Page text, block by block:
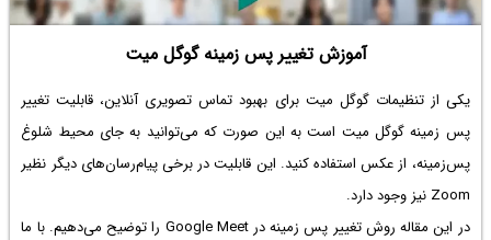
آموزش تغییر پس زمینه گوگل میت
یکی ازتنظیمات گوگل میت برای بهبود تماس تصویری آنلاین، قابلیت تغییر
پس زمینه گوگل میت است به این صورت که می‌توانید به جای محیط شلوغ
پس‌زمینه، از عکس استفاده کنید. این قابلیت در برخی پیام‌رسان‌های دیگر نظیر
Zoom نیز وجود دارد.
در این مقاله روش تغییر پس زمینه در Google Meet را توضیح می‌دهیم. با ما